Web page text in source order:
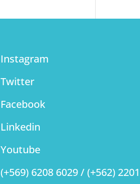
Instagram
Twitter
Facebook
Linkedin
Youtube
(+569) 6208 6029 / (+562) 2201